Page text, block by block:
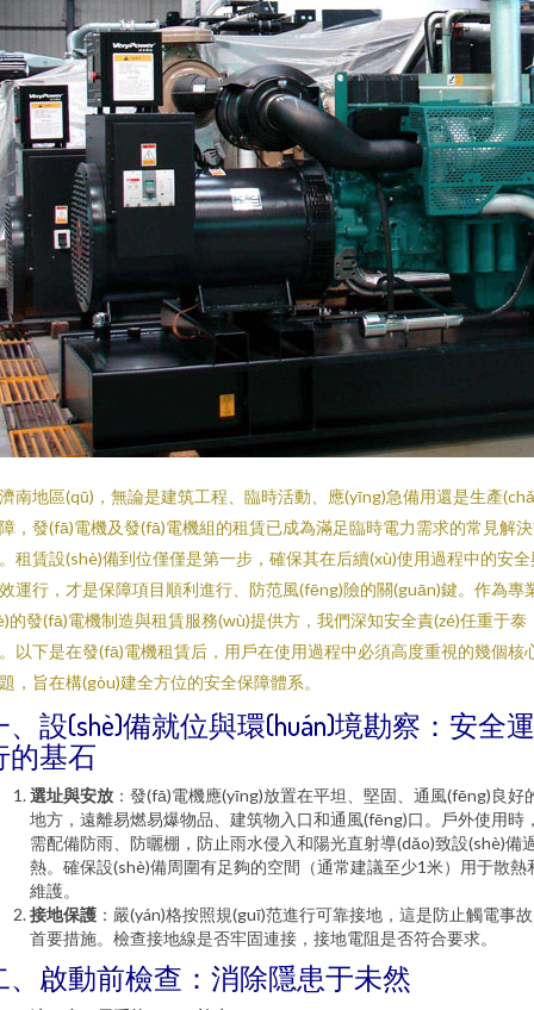
南地區(qū)，無論是建筑工程、臨時活動、應(yīng)急備用還是生產
，發(fā)電機及發(fā)電機組的租賃已成為滿足臨時電力需求的常見解
租賃設(shè)備到位僅僅是第一步，確保其在后續(xù)使用過程中的安全
運行，才是保障項目順利進行、防范風(fēng)險的關(guān)鍵。作為專
的發(fā)電機制造與租賃服務(wù)提供方，我們深知安全責(zé)任重于泰
以下是在發(fā)電機租賃后，用戶在使用過程中必須高度重視的幾個核
，旨在構(gòu)建全方位的安全保障體系。
、設(shè)備就位與環(huán)境勘察：安全運
的基石
選址與安放 ：發(fā)電機應(yīng)放置在平坦、堅固、通風(fēng)良好
地方，遠離易燃易爆物品、建筑物入口和通風(fēng)口。戶外使用時
需配備防雨、防曬棚，防止雨水侵入和陽光直射導(dǎo)致設(shè)備
熱。確保設(shè)備周圍有足夠的空間（通常建議至少1米）用于散熱
維護。
接地保護 ：嚴(yán)格按照規(guī)范進行可靠接地，這是防止觸電事
首要措施。檢查接地線是否牢固連接，接地電阻是否符合要求。
、啟動前檢查：消除隱患于未然